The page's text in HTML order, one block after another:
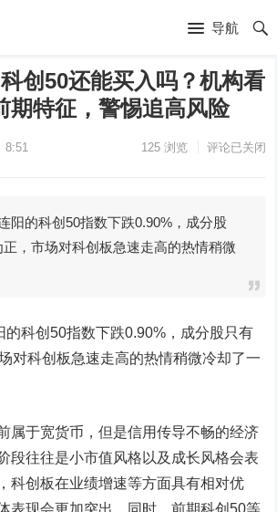
导航
创50还能买入吗？机构看
期特征，警惕追高风险
8:51 125浏览 评论已关闭
阳的科创50指数下跌0.90%，成分股
正，市场对科创板急速走高的热情稍微
的科创50指数下跌0.90%，成分股只有
对科创板急速走高的热情稍微冷却了一
属于宽货币，但是信用传导不畅的经济
段往往是小市值风格以及成长风格会表
科创板在业绩增速等方面具有相对优
表现会更加突出。同时，前期科创50等